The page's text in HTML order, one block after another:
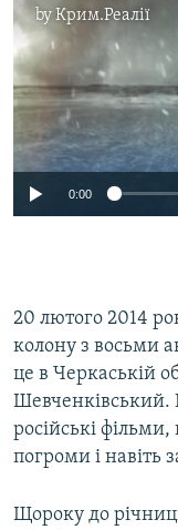
byКрим.Реалії
No
0:00
20 лютого 2014
колону з восьми
це в Черкаській
Шевченківський.
російські
погроми і навіть
Щороку до